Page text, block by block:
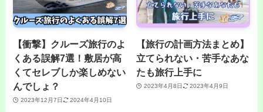
【衝撃】クルーズ旅行のよ
くある誤解7選！敷居が高
くてセレブしか楽しめない
んでしょ？
2023年12月7日 2024年4月10日
【旅行の計画方法まとめ】
立てられない・苦手なあな
たも旅行上手に
2023年4月8日 2023年4月9日